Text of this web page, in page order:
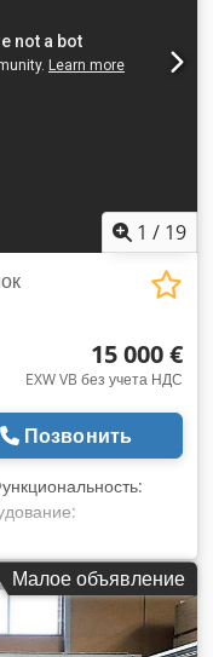
1 / 19
15 000 €
EXW VB без учета НДС
Позвонить
год выпуска 1991 –
оснастки
H 613 E,
Малое объявление